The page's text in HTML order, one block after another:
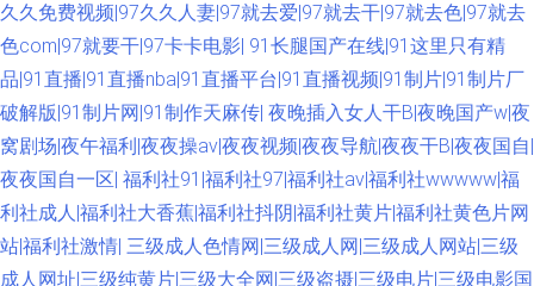
三级 影视先锋操 国产极品另类 亚洲精品无码一区 91爱啪啪 大香蕉色 日韩
欧美色中色影视 亚洲91精品 人人乐人人妻 99热最新地址6 亚洲av网子 91主
站 欧日无码 欧美性爱做五月天 91在线视 51草逼 亚州综合色网 午夜国产福
利看片 91破解网官网 91在现免费看 91人妻人人操 91传媒在现观看 91性爱
久久免费视频|97久久人妻|97就去爱|97就去干|97就去色|97就去
色com|97就要干|97卡卡电影| 91长腿国产在线|91这里只有精
品|91直播|91直播nba|91直播平台|91直播视频|91制片|91制片厂
破解版|91制片网|91制作天麻传| 夜晚插入女人干B|夜晚国产w|夜
窝剧场|夜午福利|夜夜操av|夜夜视频|夜夜导航|夜夜干B|夜夜国自|
夜夜国自一区| 福利社91|福利社97|福利社av|福利社wwwww|福
利社成人|福利社大香蕉|福利社抖阴|福利社黄片|福利社黄色片网
站|福利社激情| 三级成人色情网|三级成人网|三级成人网站|三级
成人网址|三级纯黄片|三级大全网|三级盗摄|三级电片|三级电影国